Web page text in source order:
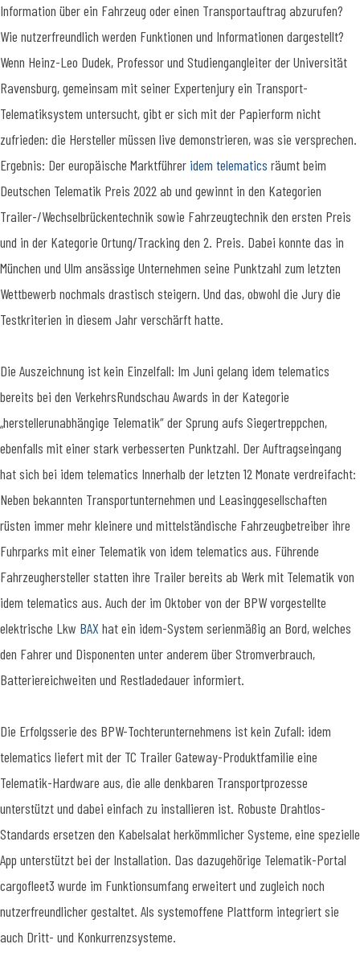
Information über ein Fahrzeug oder einen Transportauftrag abzurufen?
Wie nutzerfreundlich werden Funktionen und Informationen dargestellt?
Wenn Heinz-Leo Dudek, Professor und Studiengangleiter der Universität
Ravensburg, gemeinsam mit seiner Expertenjury ein Transport-
Telematiksystem untersucht, gibt er sich mit der Papierform nicht
zufrieden: die Hersteller müssen live demonstrieren, was sie versprechen.
Ergebnis: Der europäische Marktführer idem telematics räumt beim
Deutschen Telematik Preis 2022 ab und gewinnt in den Kategorien
Trailer-/Wechselbrückentechnik sowie Fahrzeugtechnik den ersten Preis
und in der Kategorie Ortung/Tracking den 2. Preis. Dabei konnte das in
München und Ulm ansässige Unternehmen seine Punktzahl zum letzten
Wettbewerb nochmals drastisch steigern. Und das, obwohl die Jury die
Testkriterien in diesem Jahr verschärft hatte.
Die Auszeichnung ist kein Einzelfall: Im Juni gelang idem telematics
bereits bei den VerkehrsRundschau Awards in der Kategorie
„herstellerunabhängige Telematik“ der Sprung aufs Siegertreppchen,
ebenfalls mit einer stark verbesserten Punktzahl. Der Auftragseingang
hat sich bei idem telematics Innerhalb der letzten 12 Monate verdreifacht:
Neben bekannten Transportunternehmen und Leasinggesellschaften
rüsten immer mehr kleinere und mittelständische Fahrzeugbetreiber ihre
Fuhrparks mit einer Telematik von idem telematics aus. Führende
Fahrzeughersteller statten ihre Trailer bereits ab Werk mit Telematik von
idem telematics aus. Auch der im Oktober von der BPW vorgestellte
elektrische Lkw BAX hat ein idem-System serienmäßig an Bord, welches
den Fahrer und Disponenten unter anderem über Stromverbrauch,
Batteriereichweiten und Restladedauer informiert.
Die Erfolgsserie des BPW-Tochterunternehmens ist kein Zufall: idem
telematics liefert mit der TC Trailer Gateway-Produktfamilie eine
Telematik-Hardware aus, die alle denkbaren Transportprozesse
unterstützt und dabei einfach zu installieren ist. Robuste Drahtlos-
Standards ersetzen den Kabelsalat herkömmlicher Systeme, eine spezielle
App unterstützt bei der Installation. Das dazugehörige Telematik-Portal
cargofleet3 wurde im Funktionsumfang erweitert und zugleich noch
nutzerfreundlicher gestaltet. Als systemoffene Plattform integriert sie
auch Dritt- und Konkurrenzsysteme.